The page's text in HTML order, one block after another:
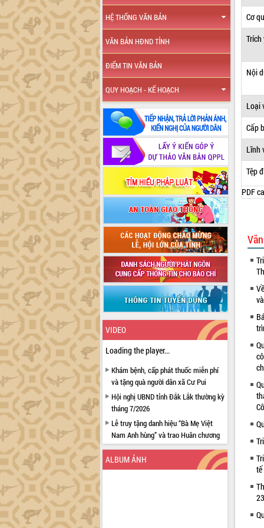
HỆ THỐNG VĂN BẢN
VĂN BẢN HĐND TỈNH
ĐIỂM TIN VĂN BẢN
QUY HOẠCH - KẾ HOẠCH
VIDEO
Loading the player...
Khám bệnh, cấp phát thuốc miễn phí
và tặng quà người dân xã Cư Pui
Hội nghị UBND tỉnh Đắk Lắk thường kỳ
tháng 7/2026
Lễ truy tặng danh hiệu “Bà Mẹ Việt
Nam Anh hùng” và trao Huân chương
Lao động
UBND tỉnh Đắk Lắk triển khai nhiệm
vụ 6 tháng cuối năm 2026
ALBUM ẢNH
Cơ
Trích
Nội
Loại
Cấp
Lĩnh
Tệp
PDF